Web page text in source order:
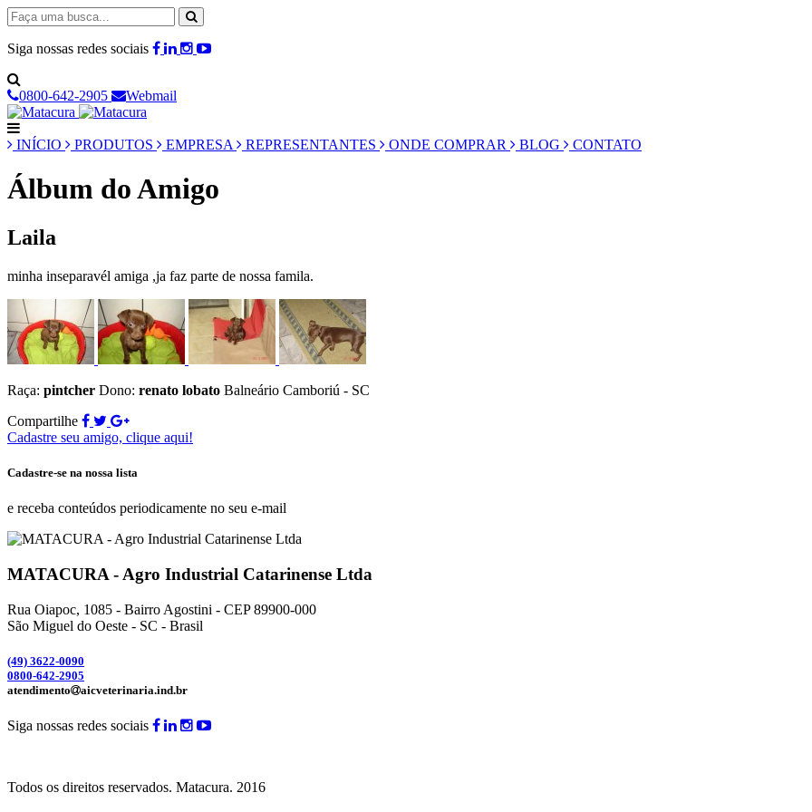
Siga nossas redes sociais
0800-642-2905 Webmail
INÍCIO PRODUTOS EMPRESA REPRESENTANTES ONDE COMPRAR BLOG CONTATO
Álbum do Amigo
Laila
minha inseparavél amiga ,ja faz parte de nossa famila.
Raça: pintcher Dono: renato lobato Balneário Camboriú - SC
Compartilhe
Cadastre seu amigo, clique aqui!
Cadastre-se na nossa lista
e receba conteúdos periodicamente no seu e-mail
MATACURA - Agro Industrial Catarinense Ltda
Rua Oiapoc, 1085 - Bairro Agostini - CEP 89900-000
São Miguel do Oeste - SC - Brasil
(49) 3622-0090
0800-642-2905
atendimento
aicveterinaria.ind.br
Siga nossas redes sociais
Todos os direitos reservados. Matacura. 2016